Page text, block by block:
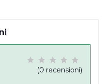
(0 recensioni)